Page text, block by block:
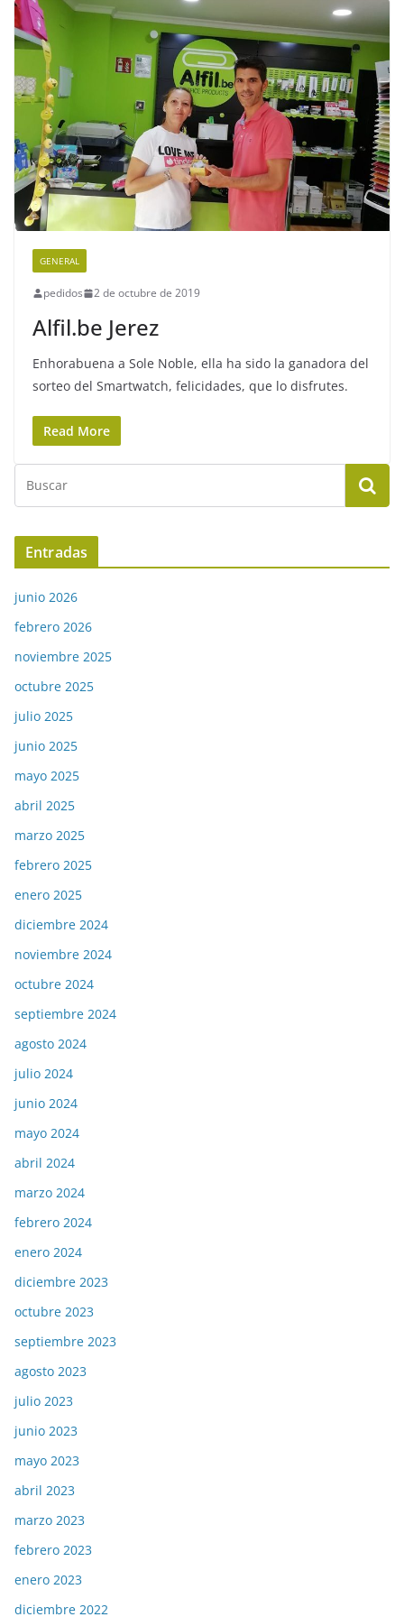
GENERAL
pedidos 2 de octubre de 2019
Alfil.be Jerez
Enhorabuena a Sole Noble, ella ha sido la ganadora del
sorteo del Smartwatch, felicidades, que lo disfrutes. ️
Read More
Entradas
junio 2026
febrero 2026
noviembre 2025
octubre 2025
julio 2025
junio 2025
mayo 2025
abril 2025
marzo 2025
febrero 2025
enero 2025
diciembre 2024
noviembre 2024
octubre 2024
septiembre 2024
agosto 2024
julio 2024
junio 2024
mayo 2024
abril 2024
marzo 2024
febrero 2024
enero 2024
diciembre 2023
octubre 2023
septiembre 2023
agosto 2023
julio 2023
junio 2023
mayo 2023
abril 2023
marzo 2023
febrero 2023
enero 2023
diciembre 2022